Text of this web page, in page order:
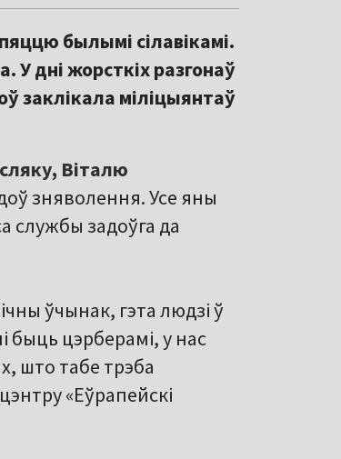
былымі сілавікамі.
У дні жорсткіх разгонаў
заклікала міліцыянтаў
Віталю
зняволення. Усе яны
службы задоўга да
ўчынак, гэта людзі ў
быць цэрберамі, у нас
што табе трэба
«Еўрапейскі